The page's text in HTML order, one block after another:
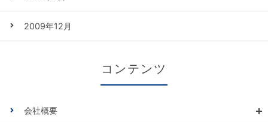
2009年12月
コンテンツ
会社概要